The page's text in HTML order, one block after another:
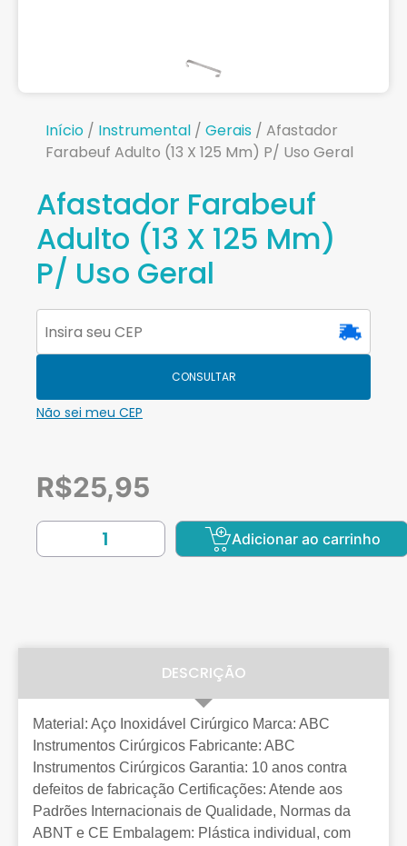
Início / Instrumental / Gerais / Afastador
Farabeuf Adulto (13 X 125 Mm) P/ Uso Geral
Afastador Farabeuf
Adulto (13 X 125 Mm)
P/ Uso Geral
CONSULTAR
Não sei meu CEP
R$25,95
Adicionar ao carrinho
DESCRIÇÃO
Material: Aço Inoxidável Cirúrgico Marca: ABC
Instrumentos Cirúrgicos Fabricante: ABC
Instrumentos Cirúrgicos Garantia: 10 anos contra
defeitos de fabricação Certificações: Atende aos
Padrões Internacionais de Qualidade, Normas da
ABNT e CE Embalagem: Plástica individual, com